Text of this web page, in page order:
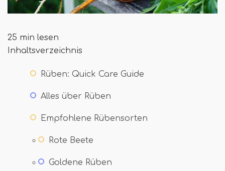
25 min lesen
Inhaltsverzeichnis
Rüben: Quick Care Guide
Alles über Rüben
Empfohlene Rübensorten
Rote Beete
Goldene Rüben